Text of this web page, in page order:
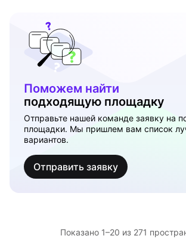
Поможем найти
подходящую площадку
Отправьте нашей команде заявку на
площадки. Мы пришлем вам список
вариантов.
Отправить заявку
Показано 1–20 из 271